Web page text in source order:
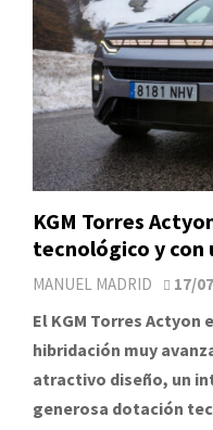
KGM Torres
tecnológico y con
MANUEL MADRID 17/
El KGM Torres Actyon
hibridación muy
atractivo diseño, un
generosa dotación